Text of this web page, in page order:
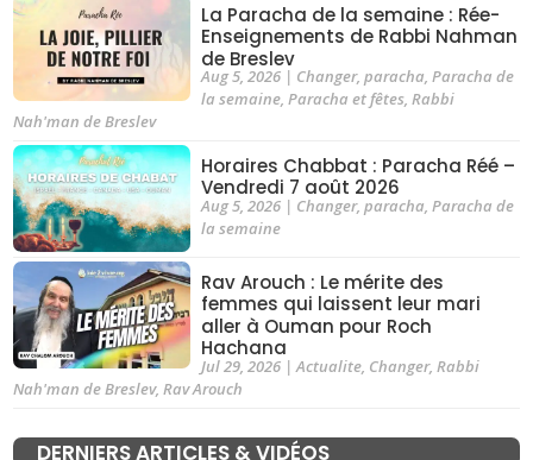
La Paracha de la semaine : Rée-
Enseignements de Rabbi Nahman
de Breslev
Aug 5, 2026| Changer, paracha, Paracha de
la semaine, Paracha et fêtes, Rabbi
Nah'man de Breslev
Horaires Chabbat : Paracha Réé –
Vendredi 7 août 2026
Aug 5, 2026| Changer, paracha Paracha de
la semaine
Rav Arouch : Le mérite des
femmes qui laissent leur mari
aller à Ouman pour Roch
Hachana
Jul 29, 2026| Actualite, Changer, Rabbi
Nah'man de Breslev, Rav Arouch
DERNIERS ARTICLES & VIDÉOS